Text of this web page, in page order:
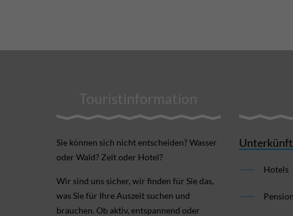
Touristinformation
Sie können sich nicht ent­scheiden? Wasser
oder Wald? Zelt oder Hotel?
Wir sind uns sicher, wir finden für Sie das,
was Sie für Ihre Aus­zeit suchen und
brauchen. Ob aktiv, ent­spannend oder
Hotels